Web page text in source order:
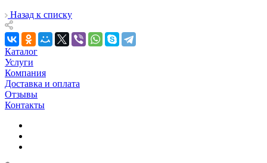
Назад к списку
Каталог
Услуги
Компания
Доставка и оплата
Отзывы
Контакты